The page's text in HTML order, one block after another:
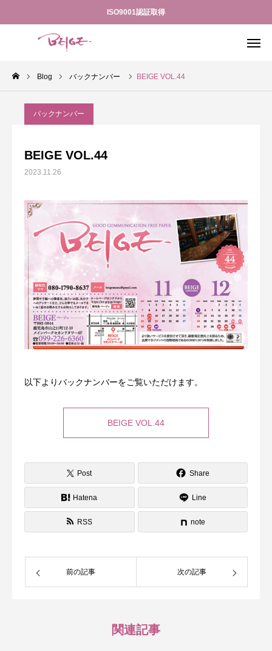
ISO9001認証取得
Blog バックナンバー BEIGE VOL.44
バックナンバー
BEIGE VOL.44
2023.11.26
以下よりバックナンバーをご覧いただけます。
BEIGE VOL.44
Post Share
Hatena Line
RSS note
前の記事 次の記事
関連記事
電話予約
料金案内
サービス方針
ホーム
お知らせ
スケジュール
ガールズチェック
バックナンバー
店舗情報
お問合せ